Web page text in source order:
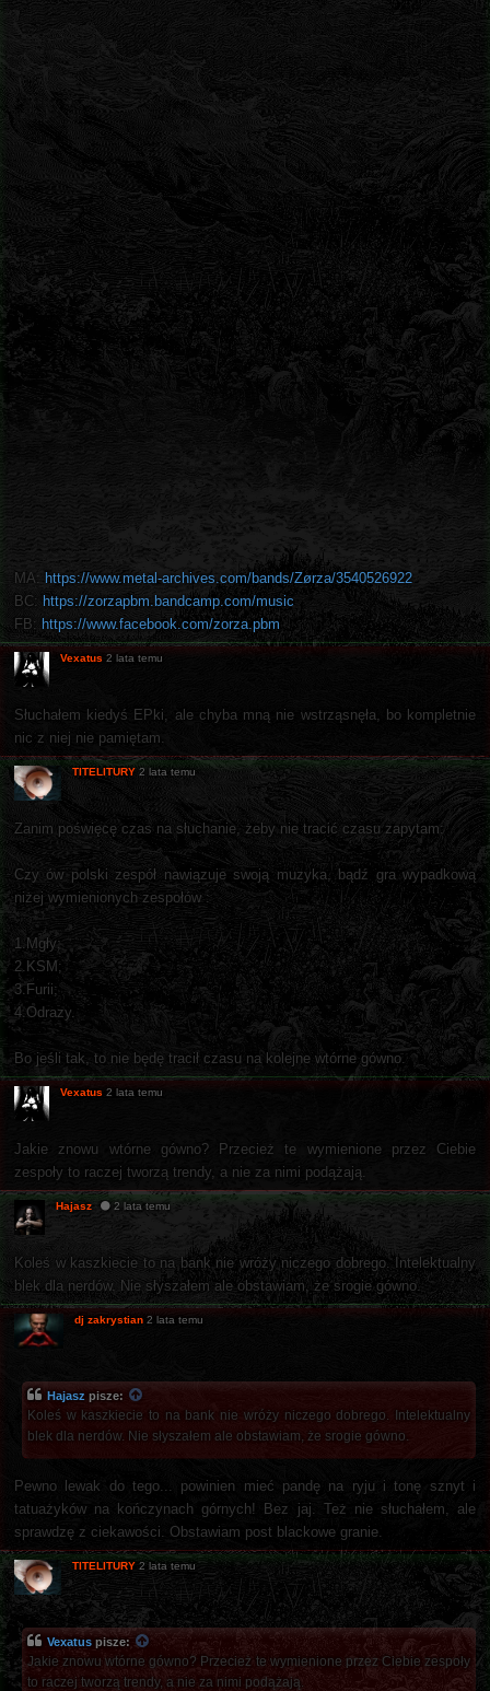
MA: https://www.metal-archives.com/bands/Zørza/3540526922
BC: https://zorzapbm.bandcamp.com/music
FB: https://www.facebook.com/zorza.pbm
Vexatus 2 lata temu
Słuchałem kiedyś EPki, ale chyba mną nie wstrząsnęła, bo kompletnie
nic z niej nie pamiętam.
TITELITURY 2 lata temu
Zanim poświęcę czas na słuchanie, żeby nie tracić czasu zapytam:
Czy ów polski zespół nawiązuje swoją muzyka, bądź gra wypadkową
niżej wymienionych zespołów :
1.Mgły;
2.KSM;
3.Furii;
4.Odrazy.
Bo jeśli tak, to nie będę tracił czasu na kolejne wtórne gówno.
Vexatus 2 lata temu
Jakie znowu wtórne gówno? Przecież te wymienione przez Ciebie
zespoły to raczej tworzą trendy, a nie za nimi podążają.
Hajasz 2 lata temu
Koleś w kaszkiecie to na bank nie wróży niczego dobrego. Intelektualny
blek dla nerdów. Nie słyszałem ale obstawiam, że srogie gówno.
dj zakrystian 2 lata temu
Hajasz pisze:
Koleś w kaszkiecie to na bank nie wróży niczego dobrego. Intelektualny
blek dla nerdów. Nie słyszałem ale obstawiam, że srogie gówno.
Pewno lewak do tego... powinien mieć pandę na ryju i tonę sznyt i
tatuażyków na kończynach górnych! Bez jaj. Też nie słuchałem, ale
sprawdzę z ciekawości. Obstawiam post blackowe granie.
TITELITURY 2 lata temu
Vexatus pisze:
Jakie znowu wtórne gówno? Przecież te wymienione przez Ciebie zespoły
to raczej tworzą trendy, a nie za nimi podążają.